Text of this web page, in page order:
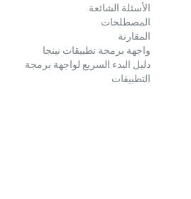
الأسئلة الشائعة
المصطلحات
المقارنة
واجهة برمجة تطبيقات نينجا
دليل البدء السريع لواجهة برمجة
التطبيقات